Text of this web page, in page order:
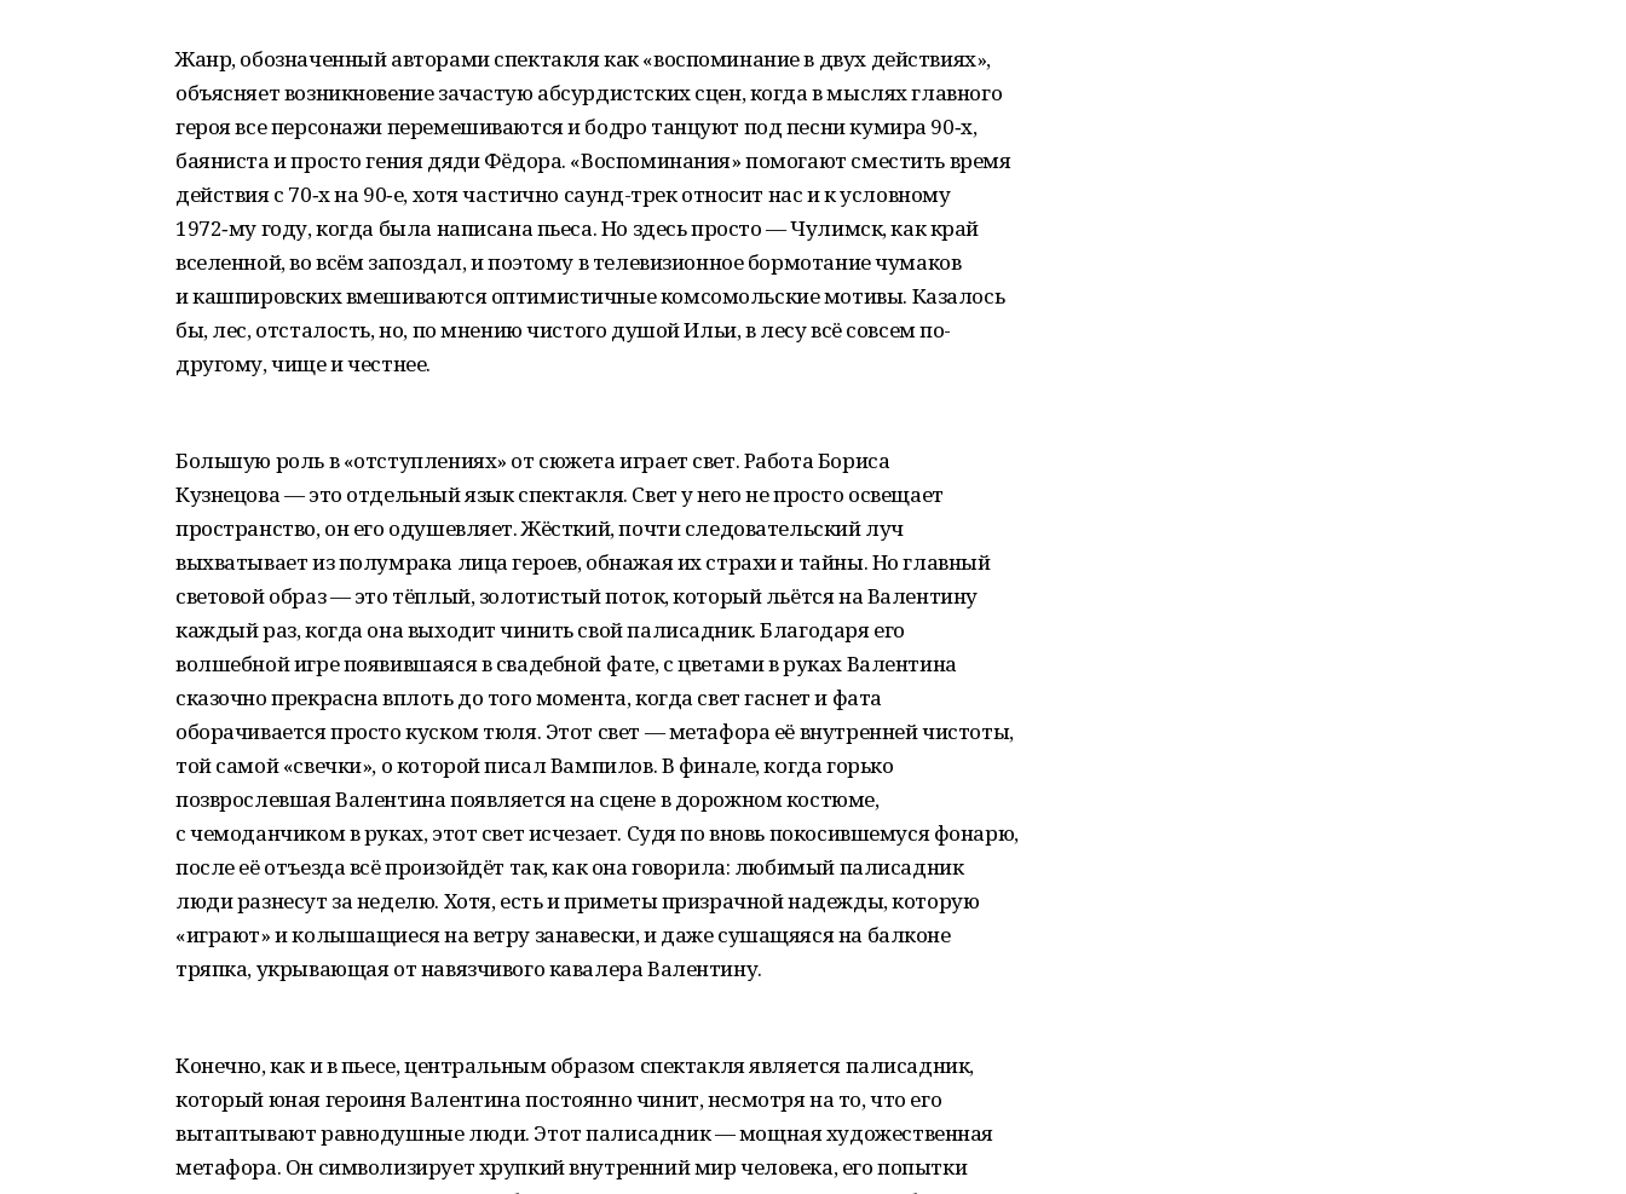
Жанр, обозначенный авторами спектакля как «воспоминание в двух действиях»,
объясняет возникновение зачастую абсурдистских сцен, когда в мыслях главного
героя все персонажи перемешиваются и бодро танцуют под песни кумира 90‑х,
баяниста и просто гения дяди Фёдора. «Воспоминания» помогают сместить время
действия с 70‑х на 90‑е, хотя частично саунд-трек относит нас и к условному
1972‑му году, когда была написана пьеса. Но здесь просто — Чулимск, как край
вселенной, во всём запоздал, и поэтому в телевизионное бормотание чумаков
и кашпировских вмешиваются оптимистичные комсомольские мотивы. Казалось
бы, лес, отсталость, но, по мнению чистого душой Ильи, в лесу всё совсем по-
другому, чище и честнее.
Большую роль в «отступлениях» от сюжета играет свет. Работа Бориса
Кузнецова — это отдельный язык спектакля. Свет у него не просто освещает
пространство, он его одушевляет. Жёсткий, почти следовательский луч
выхватывает из полумрака лица героев, обнажая их страхи и тайны. Но главный
световой образ — это тёплый, золотистый поток, который льётся на Валентину
каждый раз, когда она выходит чинить свой палисадник. Благодаря его
волшебной игре появившаяся в свадебной фате, с цветами в руках Валентина
сказочно прекрасна вплоть до того момента, когда свет гаснет и фата
оборачивается просто куском тюля. Этот свет — метафора её внутренней чистоты,
той самой «свечки», о которой писал Вампилов. В финале, когда горько
позврослевшая Валентина появляется на сцене в дорожном костюме,
с чемоданчиком в руках, этот свет исчезает. Судя по вновь покосившемуся фонарю,
после её отъезда всё произойдёт так, как она говорила: любимый палисадник
люди разнесут за неделю. Хотя, есть и приметы призрачной надежды, которую
«играют» и колышащиеся на ветру занавески, и даже сушащяяся на балконе
тряпка, укрывающая от навязчивого кавалера Валентину.
Конечно, как и в пьесе, центральным образом спектакля является палисадник,
который юная героиня Валентина постоянно чинит, несмотря на то, что его
вытаптывают равнодушные люди. Этот палисадник — мощная художественная
метафора. Он символизирует хрупкий внутренний мир человека, его попытки